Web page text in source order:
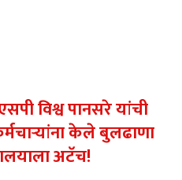
विश्व पानसरे यांची
केले बुलढाणा
अटॅच!